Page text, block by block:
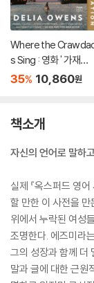
Where the
s Sing : 영화 ' 가재가
노래하는 곳' 원작 소설
35% 10,860원
책소개
자신의 언어로 말하
실제 『옥스퍼드 영
할 만한 이 사전을
위에서 누락된 여성
조명한다. 에즈미라
그의 성장과 함께 더
말과 글에 대한 근원